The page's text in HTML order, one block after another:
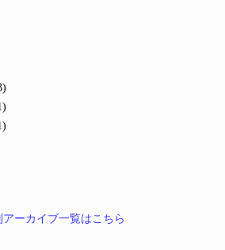
アーカイブ一覧はこちら